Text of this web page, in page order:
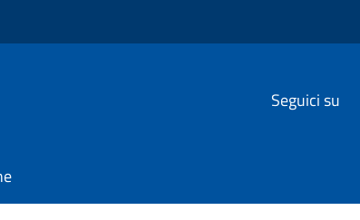
Seguici su